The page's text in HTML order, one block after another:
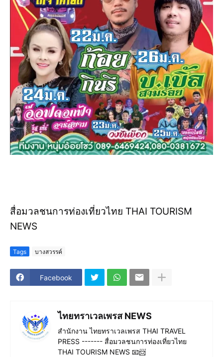
สื่อมวลชนการท่องเที่ยวไทย THAI TOURISM
NEWS
Tags บางสวรรค์
Facebook
ไทยทราเวลเพรส NEWS
สำนักงาน ไทยทราเวลเพรส THAI TRAVEL
PRESS ------- สื่อมวลชนการท่องเที่ยวไทย
THAI TOURISM NEWS 📧📨